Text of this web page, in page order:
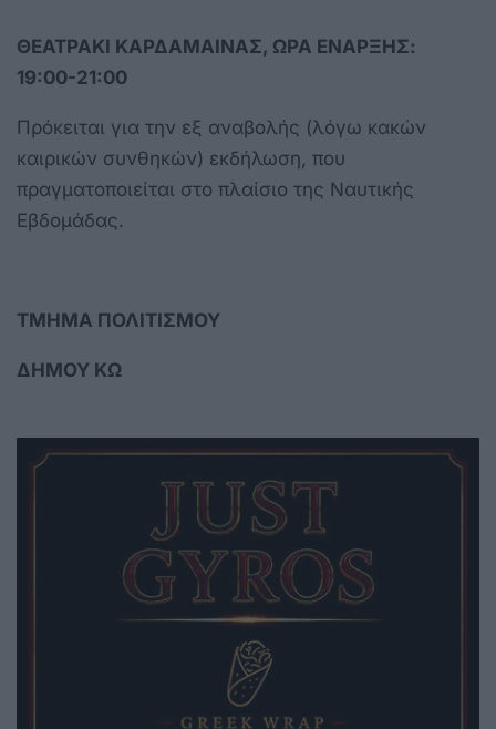
ΘΕΑΤΡΑΚΙ ΚΑΡΔΑΜΑΙΝΑΣ, ΩΡΑ ΕΝΑΡΞΗΣ:
19:00-21:00
Πρόκειται για την εξ αναβολής (λόγω κακών
καιρικών συνθηκών) εκδήλωση, που
πραγματοποιείται στο πλαίσιο της Ναυτικής
Εβδομάδας.
ΤΜΗΜΑ ΠΟΛΙΤΙΣΜΟΥ
ΔΗΜΟΥ ΚΩ